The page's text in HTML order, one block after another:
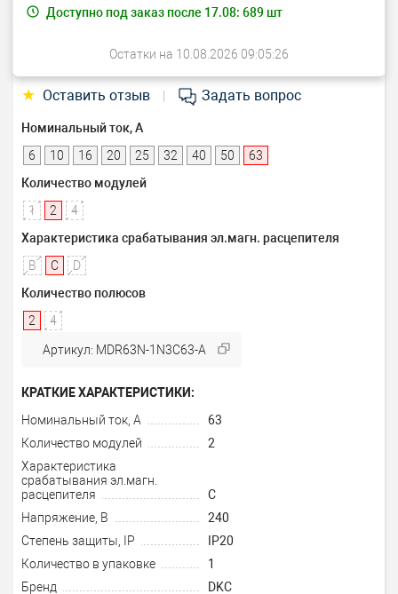
Доступно под заказ после 17.08: 689шт
Остатки на 10.08.2026 09:05:26
★ Оставить отзыв Задать вопрос
Номинальный ток, А
6
10 16 20 25 32 40 50
63
Количество модулей
1
2
4
Характеристика срабатывания эл.магн. расцепителя
B
C
D
Количество полюсов
2
4
Артикул: MDR63N-1N3C63-A
КРАТКИЕ ХАРАКТЕРИСТИКИ:
Номинальный ток, А
63
Количество модулей
2
Характеристика
срабатывания эл.магн.
расцепителя
C
Напряжение, В
240
Степень защиты, IP
IP20
Количество в упаковке
1
Бренд
DKC